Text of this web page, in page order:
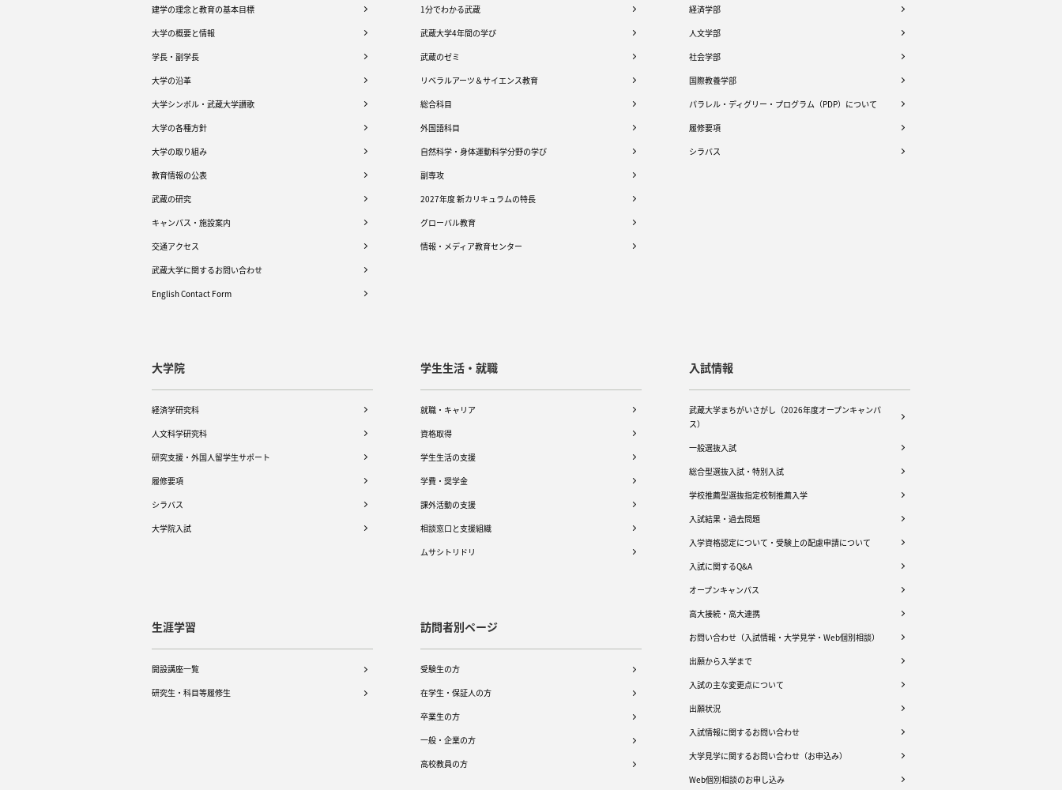
建学の理念と教育の基本目標
大学の概要と情報
学長・副学長
大学の沿革
大学シンボル・武蔵大学讃歌
大学の各種方針
大学の取り組み
教育情報の公表
武蔵の研究
キャンパス・施設案内
交通アクセス
武蔵大学に関するお問い合わせ
English Contact Form
1分でわかる武蔵
武蔵大学4年間の学び
武蔵のゼミ
リベラルアーツ＆サイエンス教育
総合科目
外国語科目
自然科学・身体運動科学分野の学び
副専攻
2027年度 新カリキュラムの特長
グローバル教育
情報・メディア教育センター
経済学部
人文学部
社会学部
国際教養学部
パラレル・ディグリー・プログラム（PDP）について
履修要項
シラバス
大学院
経済学研究科
人文科学研究科
研究支援・外国人留学生サポート
履修要項
シラバス
大学院入試
学生生活・就職
就職・キャリア
資格取得
学生生活の支援
学費・奨学金
課外活動の支援
相談窓口と支援組織
ムサシトリドリ
入試情報
武蔵大学まちがいさがし（2026年度オープンキャンパ
ス）
一般選抜入試
総合型選抜入試・特別入試
学校推薦型選抜指定校制推薦入学
入試結果・過去問題
入学資格認定について・受験上の配慮申請について
入試に関するQ&A
オープンキャンパス
高大接続・高大連携
お問い合わせ（入試情報・大学見学・Web個別相談）
出願から入学まで
入試の主な変更点について
出願状況
入試情報に関するお問い合わせ
大学見学に関するお問い合わせ（お申込み）
Web個別相談のお申し込み
生涯学習
開設講座一覧
研究生・科目等履修生
訪問者別ページ
受験生の方
在学生・保証人の方
卒業生の方
一般・企業の方
高校教員の方